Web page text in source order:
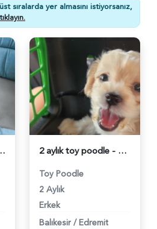
sıralarda yer almasını istiyorsanız,
tıklayın.
eğitimli - 6166 2 aylık toy poodle - 6130
Toy Poodle
2 Aylık
Erkek
Balıkesir / Edremit